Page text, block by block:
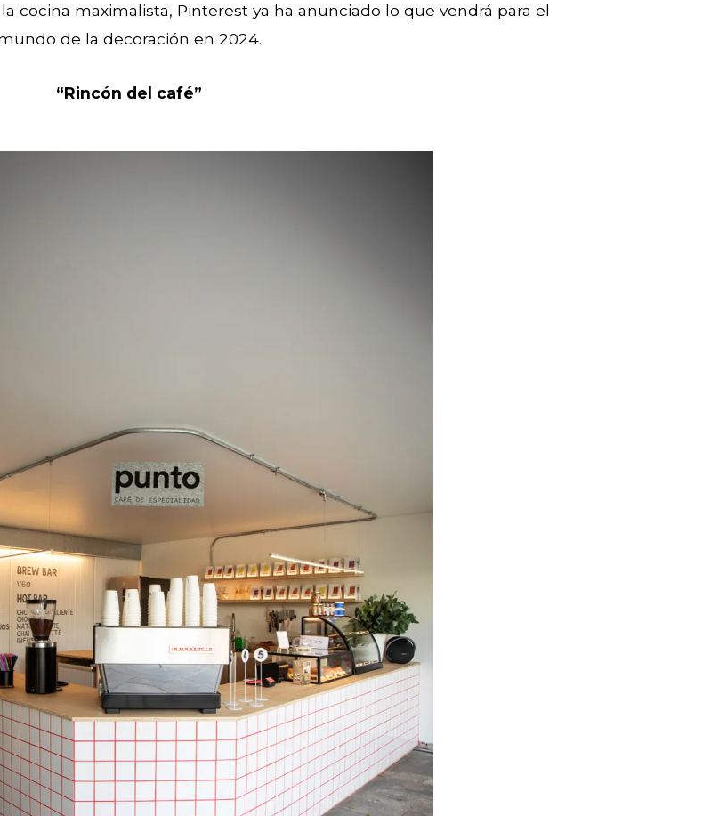
cocina maximalista, Pinterest ya ha anunciado lo que vendrá para el
de la decoración en 2024.
“Rincón del café”